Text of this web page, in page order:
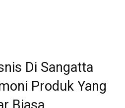
Di Sangatta
Produk Yang